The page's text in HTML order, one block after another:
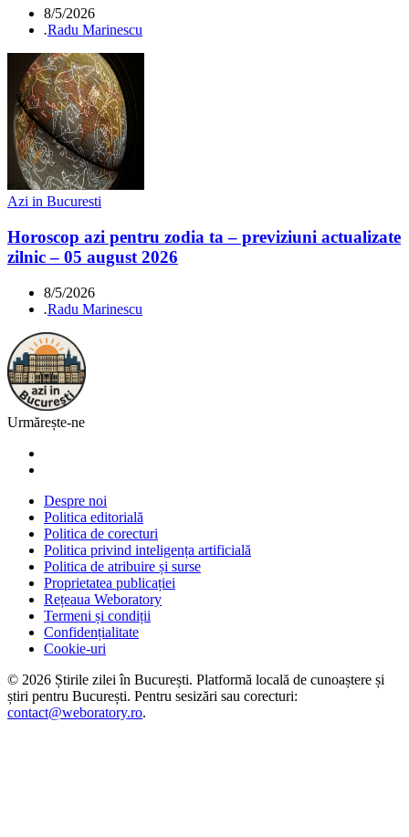
8/5/2026
.Radu Marinescu
Azi in Bucuresti
Horoscop azi pentru zodia ta – previziuni actualizate
zilnic – 05 august 2026
8/5/2026
.Radu Marinescu
Urmărește-ne
Despre noi
Politica editorială
Politica de corecturi
Politica privind inteligența artificială
Politica de atribuire și surse
Proprietatea publicației
Rețeaua Weboratory
Termeni și condiții
Confidențialitate
Cookie-uri
© 2026 Știrile zilei în București. Platformă locală de cunoaștere și
știri pentru București. Pentru sesizări sau corecturi:
contact@weboratory.ro.